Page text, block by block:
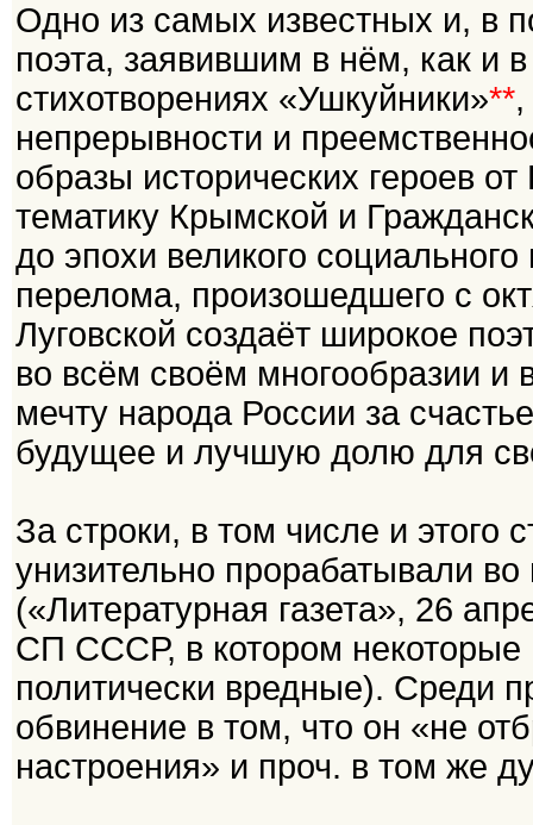
Одно из самых известных и, в
поэта, заявившим в нём, как и
стихотворениях «Ушкуйники»**,
непрерывности и
образы исторических героев
тематику Крымской и
до эпохи великого социального
перелома, произошедшего с
Луговской создаёт широкое
во всём своём многообразии и
мечту народа России за
будущее и лучшую долю для
За строки, в том числе и этого
унизительно прорабатывали во
(«Литературная газета», 26
СП СССР, в котором некоторые
политически вредные). Среди
обвинение в том, что он «не
настроения» и проч. в том же